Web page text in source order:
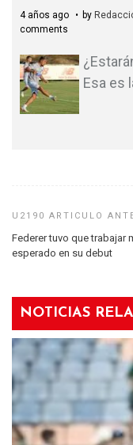
4 años ago
by
comments
Esa es
Federer tuvo que trabajar
esperado en su debut
NOTICIAS